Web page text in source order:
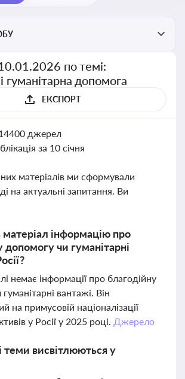
по темі:
гуманітарна допомога
ЕКСПОРТ
джерел
за 10 січня
матеріалів ми сформували
на актуальні запитання. Ви
інформацію про
допомогу чи гуманітарні
немає інформації про благодійну
вантажі. Він
на примусовій націоналізації
у Росії у 2025 році. Джерело
теми висвітлюються у